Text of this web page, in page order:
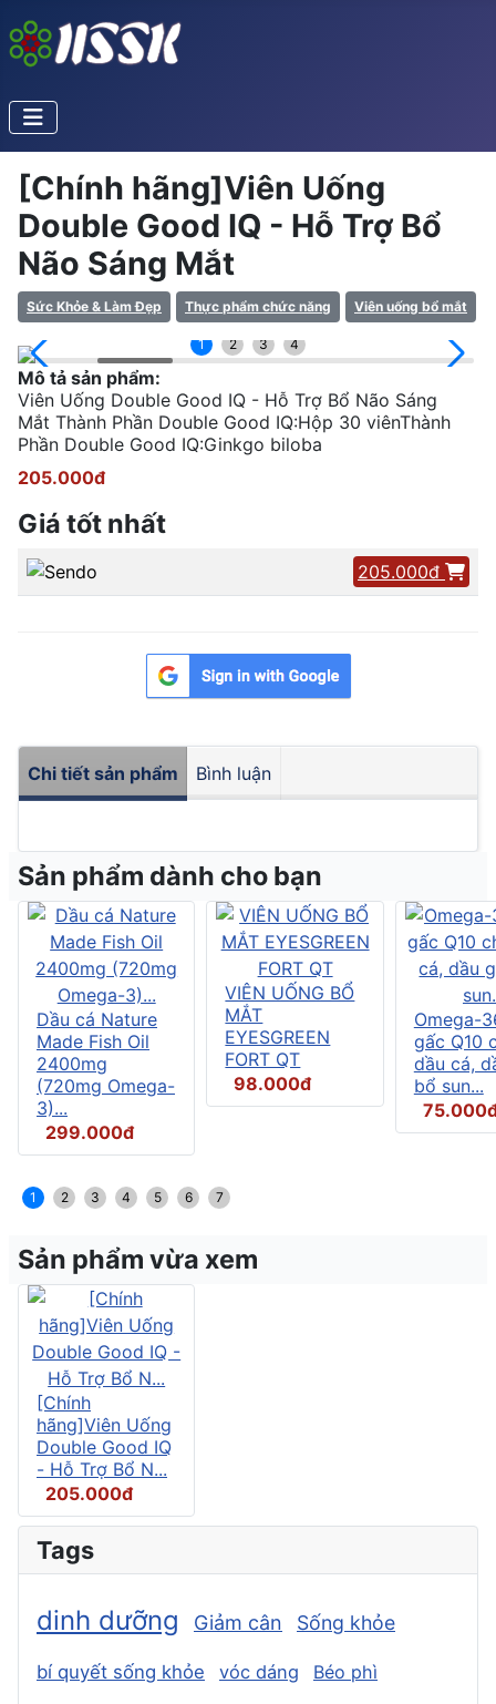
[Chính hãng]Viên Uống
Double Good IQ - Hỗ Trợ Bổ
Não Sáng Mắt
Sức Khỏe & Làm Đẹp Thực phẩm chức năng Viên uống bổ mắt
1 2 3 4
Mô tả sản phẩm:
Viên Uống Double Good IQ - Hỗ Trợ Bổ Não Sáng
Mắt Thành Phần Double Good IQ:Hộp 30 viênThành
Phần Double Good IQ:Ginkgo biloba
205.000đ
Giá tốt nhất
205.000đ
Chi tiết sản phẩm Bình luận
Sản phẩm dành cho bạn
Dầu cá Nature
Made Fish Oil
2400mg
(720mg Omega-
3)...
299.000đ
VIÊN UỐNG BỔ
MẮT
EYESGREEN
FORT QT
98.000đ
Omega-
gấc Q10
dầu cá,
bổ sun...
1 2 3 4 5 6 7
Sản phẩm vừa xem
[Chính
hãng]Viên Uống
Double Good IQ
- Hỗ Trợ Bổ N...
205.000đ
Tags
dinh dưỡng Giảm cân Sống khỏe
bí quyết sống khỏe vóc dáng Béo phì